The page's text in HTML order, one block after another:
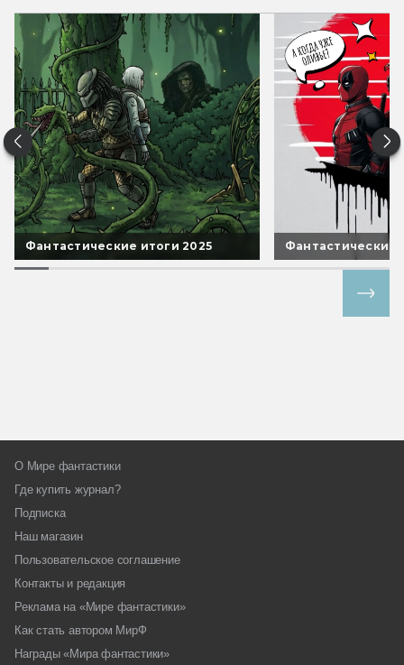
Фантастические итоги 2025 Фантастические
О Мире фантастики
Где купить журнал?
Подписка
Наш магазин
Пользовательское соглашение
Контакты и редакция
Реклама на «Мире фантастики»
Как стать автором МирФ
Награды «Мира фантастики»